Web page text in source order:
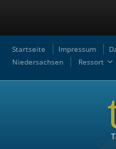
Startseite Impressum
Niedersachsen
Ressort